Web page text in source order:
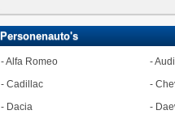
Personenauto's
-Alfa Romeo -Audi
- Cadillac -
- Dacia -